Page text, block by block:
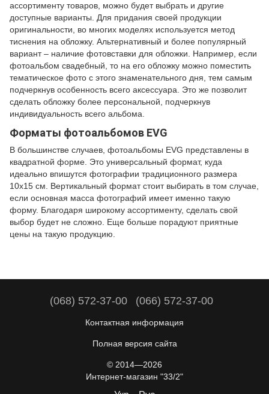
ассортименту товаров, можно будет выбрать и другие
доступные варианты. Для придания своей продукции
оригинальности, во многих моделях используется метод
тиснения на обложку. Альтернативный и более популярный
вариант – наличие фотовставки для обложки. Например, если
фотоальбом свадебный, то на его обложку можно поместить
тематическое фото с этого знаменательного дня, тем самым
подчеркнув особенность всего аксессуара. Это же позволит
сделать обложку более персональной, подчеркнув
индивидуальность всего альбома.
Форматы фотоальбомов EVG
В большинстве случаев, фотоальбомы EVG представлены в
квадратной форме. Это универсальный формат, куда
идеально впишутся фотографии традиционного размера
10х15 см. Вертикальный формат стоит выбирать в том случае,
если основная масса фотографий имеет именно такую
форму. Благодаря широкому ассортименту, сделать свой
выбор будет не сложно. Еще больше порадуют приятные
цены на такую продукцию.
(068) 572-37-00 (066) 572-37-00
Контактная информация
Полная версия сайта
© 2014—2026
Интернет-магазин "33/2"